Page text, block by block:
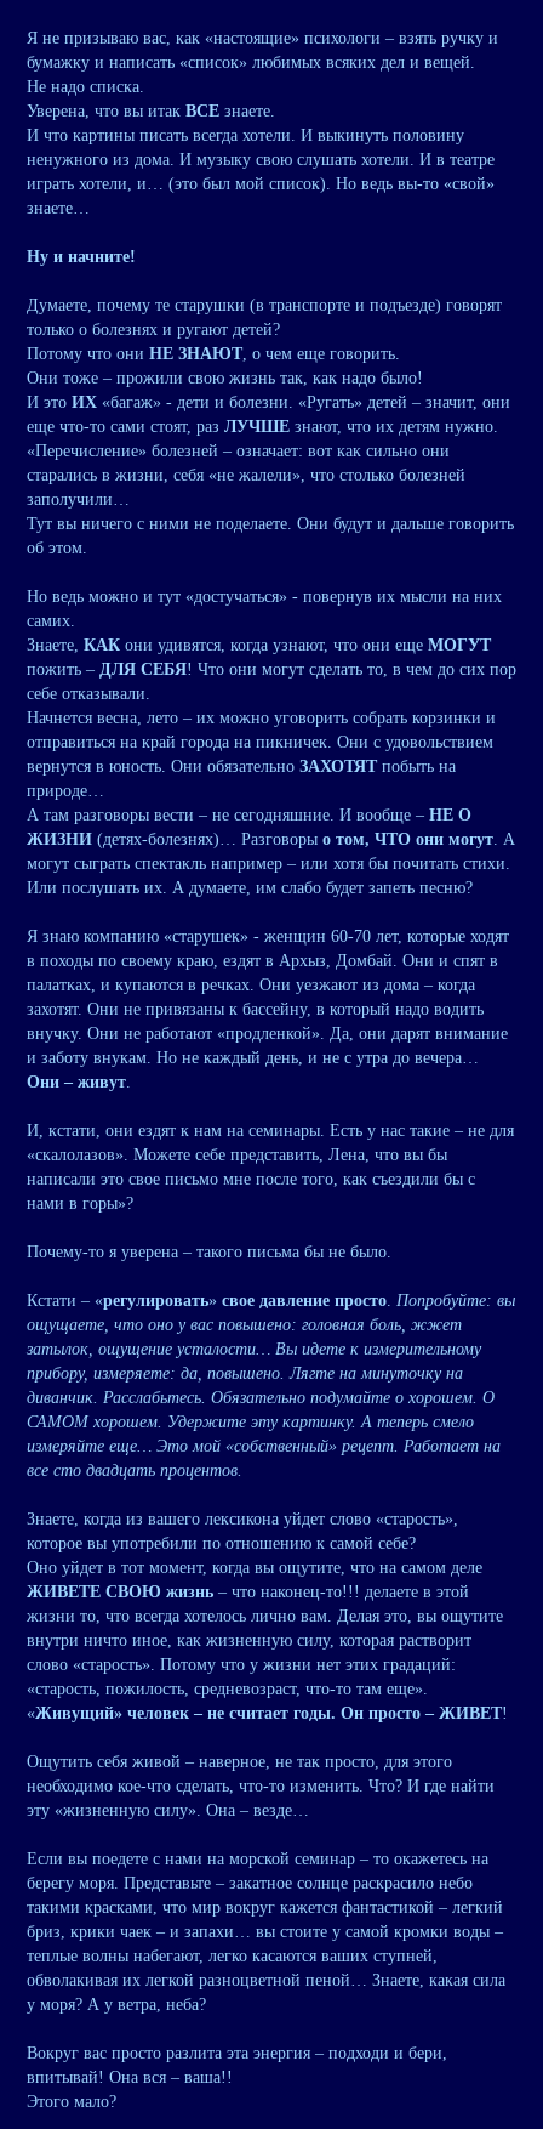
Я не призываю вас, как «настоящие» психологи – взять ручку и
бумажку и написать «список» любимых всяких дел и вещей.
Не надо списка.
Уверена, что вы итак ВСЕ знаете.
И что картины писать всегда хотели. И выкинуть половину
ненужного из дома. И музыку свою слушать хотели. И в театре
играть хотели, и… (это был мой список). Но ведь вы-то «свой»
знаете…
Ну и начните!
Думаете, почему те старушки (в транспорте и подъезде) говорят
только о болезнях и ругают детей?
Потому что они НЕ ЗНАЮТ, о чем еще говорить.
Они тоже – прожили свою жизнь так, как надо было!
И это ИХ «багаж» - дети и болезни. «Ругать» детей – значит, они
еще что-то сами стоят, раз ЛУЧШЕ знают, что их детям нужно.
«Перечисление» болезней – означает: вот как сильно они
старались в жизни, себя «не жалели», что столько болезней
заполучили…
Тут вы ничего с ними не поделаете. Они будут и дальше говорить
об этом.
Но ведь можно и тут «достучаться» - повернув их мысли на них
самих.
Знаете, КАК они удивятся, когда узнают, что они еще МОГУТ
пожить – ДЛЯ СЕБЯ! Что они могут сделать то, в чем до сих пор
себе отказывали.
Начнется весна, лето – их можно уговорить собрать корзинки и
отправиться на край города на пикничек. Они с удовольствием
вернутся в юность. Они обязательно ЗАХОТЯТ побыть на
природе…
А там разговоры вести – не сегодняшние. И вообще – НЕ О
ЖИЗНИ (детях-болезнях)… Разговоры о том, ЧТО они могут. А
могут сыграть спектакль например – или хотя бы почитать стихи.
Или послушать их. А думаете, им слабо будет запеть песню?
Я знаю компанию «старушек» - женщин 60-70 лет, которые ходят
в походы по своему краю, ездят в Архыз, Домбай. Они и спят в
палатках, и купаются в речках. Они уезжают из дома – когда
захотят. Они не привязаны к бассейну, в который надо водить
внучку. Они не работают «продленкой». Да, они дарят внимание
и заботу внукам. Но не каждый день, и не с утра до вечера…
Они – живут.
И, кстати, они ездят к нам на семинары. Есть у нас такие – не для
«скалолазов». Можете себе представить, Лена, что вы бы
написали это свое письмо мне после того, как съездили бы с
нами в горы»?
Почему-то я уверена – такого письма бы не было.
Кстати – «регулировать» свое давление просто. Попробуйте: вы
ощущаете, что оно у вас повышено: головная боль, жжет
затылок, ощущение усталости… Вы идете к измерительному
прибору, измеряете: да, повышено. Лягте на минуточку на
диванчик. Расслабьтесь. Обязательно подумайте о хорошем. О
САМОМ хорошем. Удержите эту картинку. А теперь смело
измеряйте еще… Это мой «собственный» рецепт. Работает на
все сто двадцать процентов.
Знаете, когда из вашего лексикона уйдет слово «старость»,
которое вы употребили по отношению к самой себе?
Оно уйдет в тот момент, когда вы ощутите, что на самом деле
ЖИВЕТЕ СВОЮ жизнь – что наконец-то!!! делаете в этой
жизни то, что всегда хотелось лично вам. Делая это, вы ощутите
внутри ничто иное, как жизненную силу, которая растворит
слово «старость». Потому что у жизни нет этих градаций:
«старость, пожилость, средневозраст, что-то там еще».
«Живущий» человек – не считает годы. Он просто – ЖИВЕТ!
Ощутить себя живой – наверное, не так просто, для этого
необходимо кое-что сделать, что-то изменить. Что? И где найти
эту «жизненную силу». Она – везде…
Если вы поедете с нами на морской семинар – то окажетесь на
берегу моря. Представьте – закатное солнце раскрасило небо
такими красками, что мир вокруг кажется фантастикой – легкий
бриз, крики чаек – и запахи… вы стоите у самой кромки воды –
теплые волны набегают, легко касаются ваших ступней,
обволакивая их легкой разноцветной пеной… Знаете, какая сила
у моря? А у ветра, неба?
Вокруг вас просто разлита эта энергия – подходи и бери,
впитывай! Она вся – ваша!!
Этого мало?